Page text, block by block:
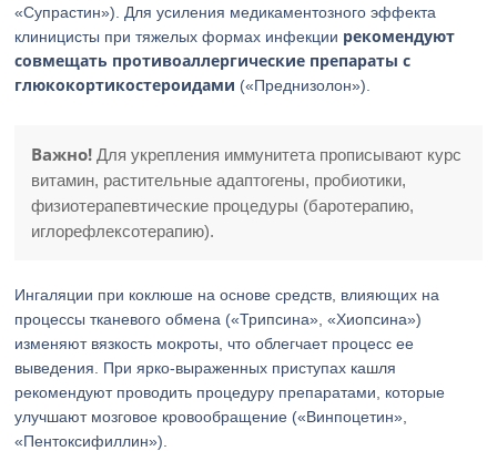
«Супрастин»). Для усиления медикаментозного эффекта
клиницисты при тяжелых формах инфекции рекомендуют
совмещать противоаллергические препараты с
глюкокортикостероидами («Преднизолон»).
Важно! Для укрепления иммунитета прописывают курс
витамин, растительные адаптогены, пробиотики,
физиотерапевтические процедуры (баротерапию,
иглорефлексотерапию).
Ингаляции при коклюше на основе средств, влияющих на
процессы тканевого обмена («Трипсина», «Хиопсина»)
изменяют вязкость мокроты, что облегчает процесс ее
выведения. При ярко-выраженных приступах кашля
рекомендуют проводить процедуру препаратами, которые
улучшают мозговое кровообращение («Винпоцетин»,
«Пентоксифиллин»).